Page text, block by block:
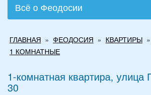
Всё о Феодосии
здесь
ГЛАВНАЯ » ФЕОДОСИЯ » КВАРТИРЫ »
1 КОМНАТНЫЕ
1-комнатная квартира, улица
30